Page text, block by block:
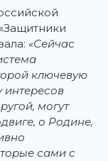
«Сейчас
ключевую
интересов
могут
о Родине,
сами с